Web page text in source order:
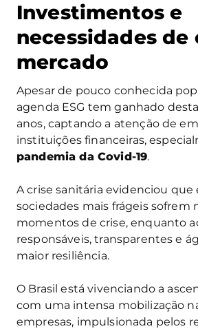
Investimentos e
necessidades de
mercado
Apesar de pouco conhecida
agenda ESG tem ganhado
anos, captando a atenção de
instituições financeiras,
pandemia da Covid-19.
A crise sanitária evidenciou que
sociedades mais frágeis sofrem
momentos de crise, enquanto
responsáveis, transparentes e
maior resiliência.
O Brasil está vivenciando a
com uma intensa mobilização
empresas, impulsionada pelos